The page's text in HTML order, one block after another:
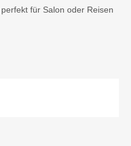
für Salon oder Reisen